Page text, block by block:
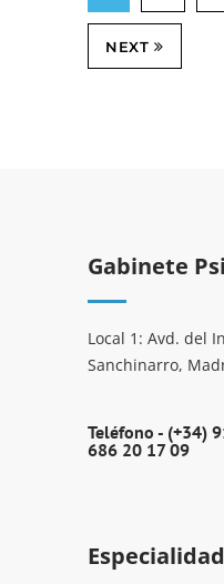
NEXT
Gabinete
Local 1: Avd. del
Sanchinarro,
Teléfono - (+34)
686 20 17 09